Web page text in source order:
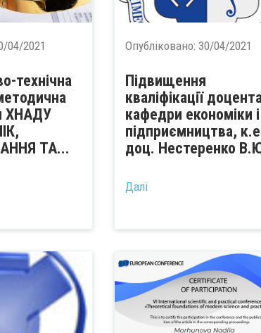
04/2021
технічна
ХНАДУ
ТА...
Опубліковано: 30/04/2021
Підвищення
кваліфікації доцента
кафедри економіки і
підприємництва,
доц. Нестеренко
Далі